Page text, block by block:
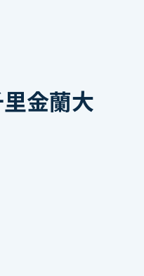
金蘭大